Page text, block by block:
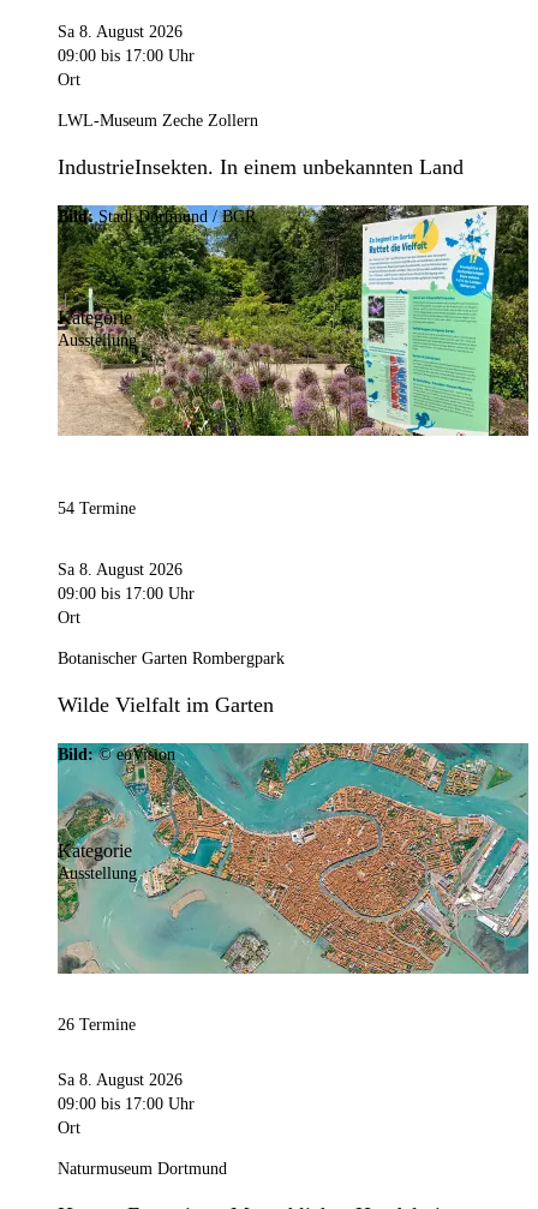
Sa 8. August 2026
09:00 bis 17:00 Uhr
Ort
LWL-Museum Zeche Zollern
IndustrieInsekten. In einem unbekannten Land
Bild: Stadt Dortmund / BGR
Kategorie
Ausstellung
54 Termine
Sa 8. August 2026
09:00 bis 17:00 Uhr
Ort
Botanischer Garten Rombergpark
Wilde Vielfalt im Garten
Bild:© eoVision
Kategorie
Ausstellung
26 Termine
Sa 8. August 2026
09:00 bis 17:00 Uhr
Ort
Naturmuseum Dortmund